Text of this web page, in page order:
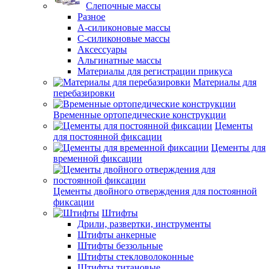
Слепочные массы
Разное
А-силиконовые массы
С-силиконовые массы
Аксессуары
Альгинатные массы
Материалы для регистрации прикуса
Материалы для
перебазировки
Временные ортопедические конструкции
Цементы
для постоянной фиксации
Цементы для
временной фиксации
Цементы двойного отверждения для постоянной
фиксации
Штифты
Дрили, развертки, инструменты
Штифты анкерные
Штифты беззольные
Штифты стекловолоконные